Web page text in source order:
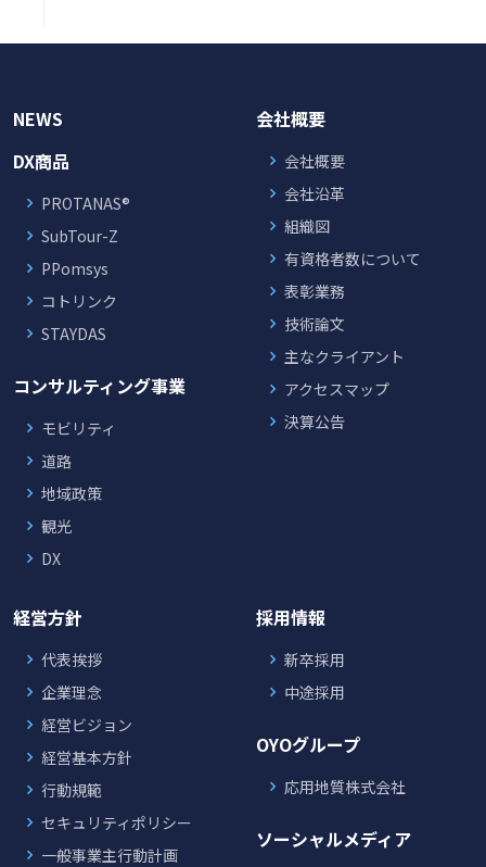
NEWS
DX商品
PROTANAS®
SubTour-Z
PPomsys
コトリンク
STAYDAS
コンサルティング事業
モビリティ
道路
地域政策
観光
DX
会社概要
会社概要
会社沿革
組織図
有資格者数について
表彰業務
技術論文
主なクライアント
アクセスマップ
決算公告
経営方針
代表挨拶
企業理念
経営ビジョン
経営基本方針
行動規範
セキュリティポリシー
一般事業主行動計画
採用情報
新卒採用
中途採用
OYOグループ
応用地質株式会社
ソーシャルメディア